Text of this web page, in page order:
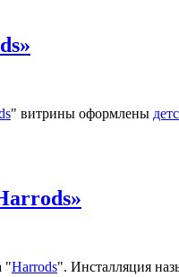
" витрины оформлены
"Harrods". Инсталляция